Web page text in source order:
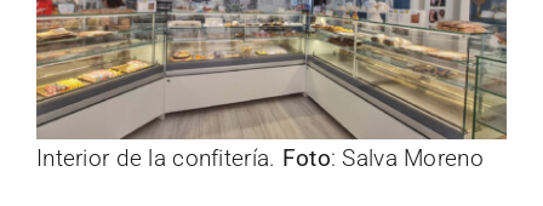
Interior de la confitería. Foto: Salva Moreno